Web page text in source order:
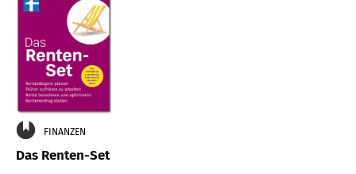
FINANZEN
Das Renten-Set